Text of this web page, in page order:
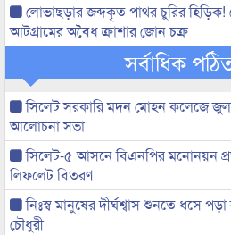
লোভাছড়ার জব্দকৃত পাথর চুরির হিড়িক!
আটগ্রামের অবৈধ ক্রাশার জোন চক্র
সর্বাধিক
সিলেট সরকারি মদন মোহন কলেজে
আলোচনা সভা
সিলেট-৫ আসনে বিএনপির মনোনয়ন
লিফলেট বিতরণ
নিঃস্ব মানুষের দীর্ঘশ্বাস শুনতে ধসে
চৌধুরী